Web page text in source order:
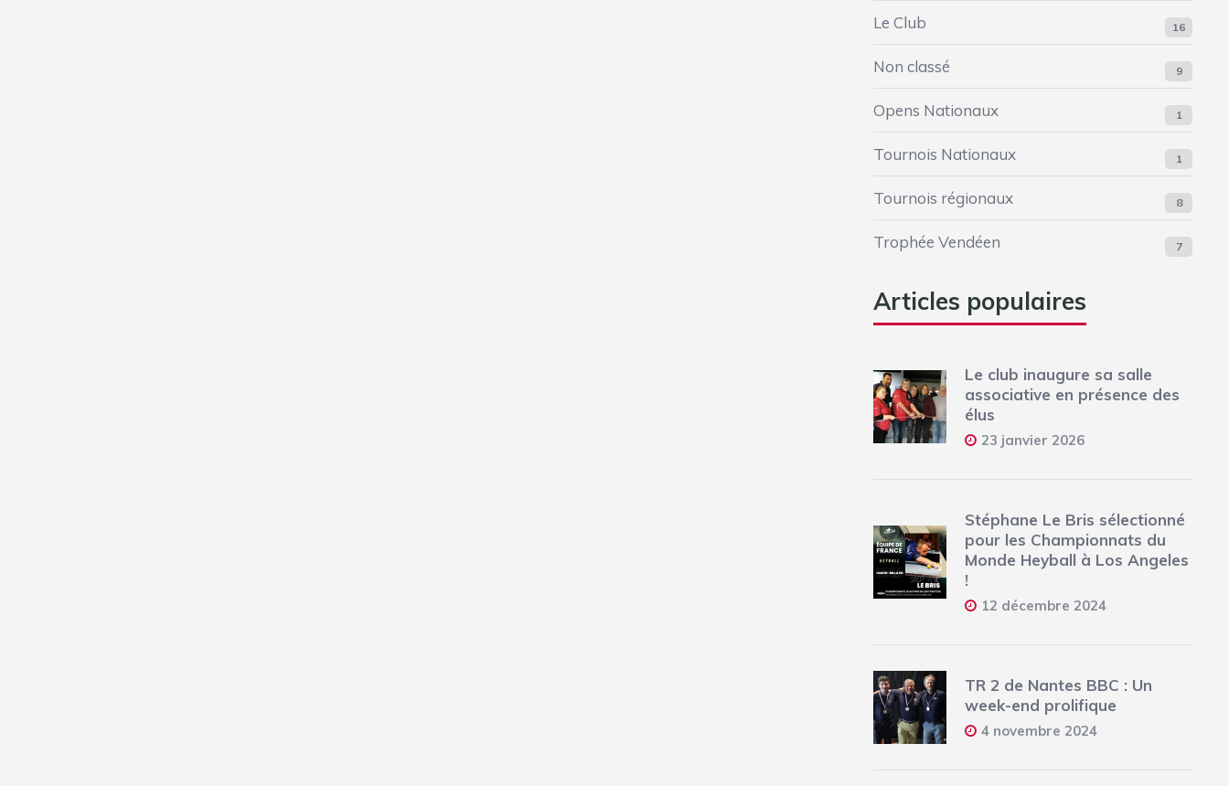
Le Club 16
Non classé 9
Opens Nationaux 1
Tournois Nationaux 1
Tournois régionaux 8
Trophée Vendéen 7
Articles populaires
Le club inaugure sa salle
associative en présence des
élus
23 janvier 2026
Stéphane Le Bris sélectionné
pour les Championnats du
Monde Heyball à Los Angeles
!
12 décembre 2024
TR 2 de Nantes BBC : Un
week-end prolifique
4 novembre 2024